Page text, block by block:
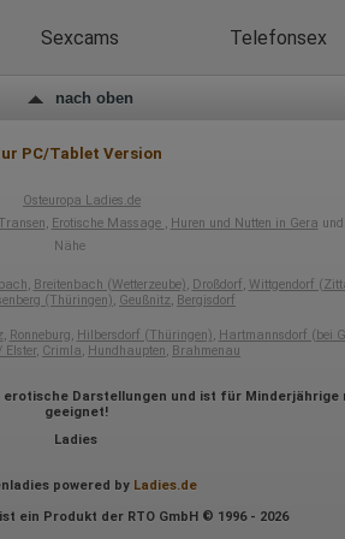
den USA übertragen und dort gekürzt. Die von
Smartphone)
Add-ons
heruntergeladen?
Sexcams Telefonsex
nach oben
PC/Tablet Version
Osteuropa Ladies.de
Transen, Erotische Massage , Huren und Nutten in Gera
Nähe
, Breitenbach (Wetterzeube), Droßdorf, Wittgendorf
(Thüringen), Geußnitz, Bergisdorf
, Ronneburg, Hilbersdorf (Thüringen), Hartmannsdorf (bei
Elster, Crimla, Hundhaupten, Brahmenau
Darstellungen und ist für Minderjährige
geeignet!
Ladies
powered by Ladies.de
ein Produkt der RTO GmbH © 1996 - 2026